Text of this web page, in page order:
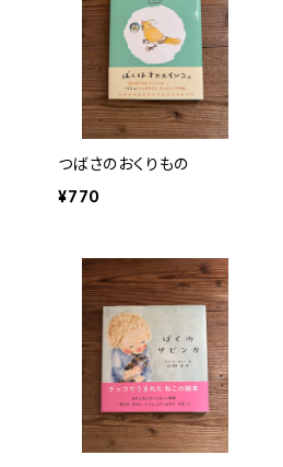
つばさのおくりもの
¥770